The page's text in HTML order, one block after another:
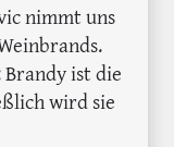
nimmt uns
Brandy ist die
wird sie